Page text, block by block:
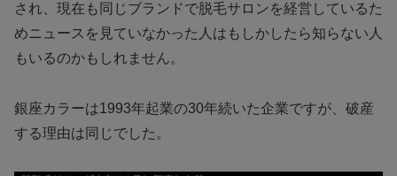
され、現在も同じブランドで脱毛サロンを経営しているた
めニュースを見ていなかった人はもしかしたら知らない人
もいるのかもしれません。
銀座カラーは1993年起業の30年続いた企業ですが、破産
する理由は同じでした。